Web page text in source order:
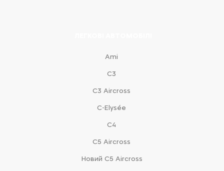
Ami
С3
С3 Aircross
C-Elysée
С4
С5 Aircross
Новий С5 Aircross